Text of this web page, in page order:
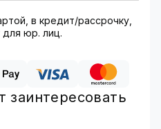
в кредит/рассрочку,
для юр. лиц.
заинтересовать